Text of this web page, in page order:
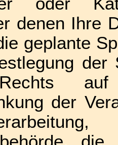
denen Ihre
geplante
der
auf
der